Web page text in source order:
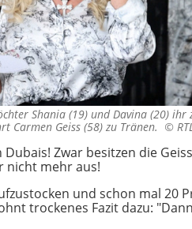
Shania (19) und Davina (20) ihr
Carmen Geiss (58) zu Tränen. ©
Zwar besitzen die
nicht mehr aus!
und schon mal 20
trockenes Fazit dazu: